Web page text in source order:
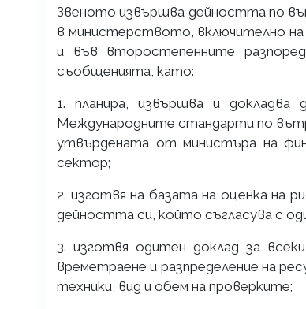
Звеното извършва дейността по
в министерството, включително
и във второстепенните
съобщенията, като:
1. планира, извършва и
Международните стандарти по
утвърдената от министъра на
сектор;
2. изготвя на базата на оценка на
дейността си, който съгласува с
3. изготвя одитен доклад за
времетраене и разпределение на
техники, вид и обем на проверките;